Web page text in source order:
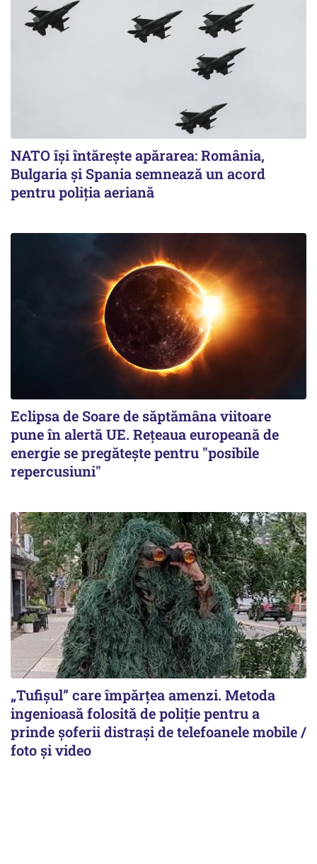
NATO își întărește apărarea: România,
Bulgaria și Spania semnează un acord
pentru poliția aeriană
Eclipsa de Soare de săptămâna viitoare
pune în alertă UE. Rețeaua europeană de
energie se pregătește pentru "posibile
repercusiuni"
„Tufișul” care împărțea amenzi. Metoda
ingenioasă folosită de poliție pentru a
prinde șoferii distrași de telefoanele mobile /
foto și video